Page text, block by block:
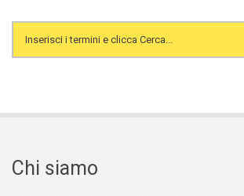
Search form
Chi siamo